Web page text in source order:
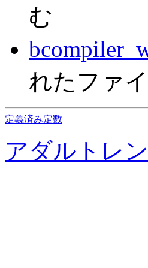
む
れたファ
定義済み定数
アダルトレ